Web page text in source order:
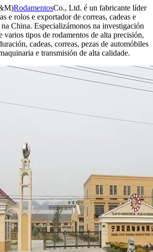
RodamentosCo., Ltd. é un fabricante líder
e rolos e exportador de correas, cadeas e
China. Especializámonos na investigación
varios tipos de rodamentos de alta precisión,
cadeas, correas, pezas de automóbiles
e transmisión de alta calidade.